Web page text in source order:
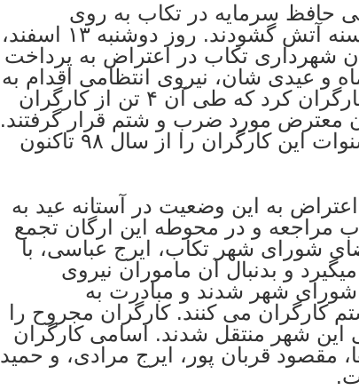
حافظ سرمایه در تکاب به روی
کارگران معترض و گرسنه آتش گشودند. روز دوشنبه ۱۳ اسفند،
شهرداری تکاب در اعتراض به پرداخت
و عیدی شان، نیروی انتظامی اقدام به
تیراندازی به جمعیت کارگران کرد که طی آن ۴ تن از کارگران
معترض مورد ضرب و شتم قرار گرفتند.
شهرداری تکاب حق سنوات این کارگران را از سال ۹۸ تاکنون
به این وضعیت در آستانه عید به
مراجعه و در محوطه این ارگان تجمع
شورای شهر تکاب، ایرج عباسی، با
و بدنبال آن ماموران نیروی
شورای شهر شدند و مبادرت به
کارگران می کنند. کارگران مجروح را
این شهر منتقل شدند. اسامی کارگران
مقصود قربان پور، ایرج مرادی، و حمید